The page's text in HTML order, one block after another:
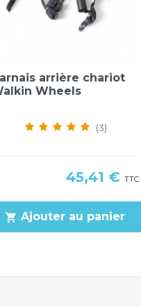
 Aperçu rapide
arrière chariot
Wheels
(3)
Prix
45,41 € TTC
shopping_cart Ajouter au panier